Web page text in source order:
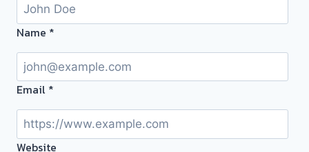
รอ
หน้า
งาน
วัน
นี้
Name *
Email *
Website